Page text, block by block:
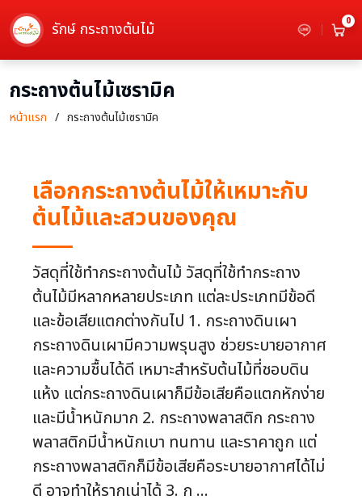
รักษ์ กระถางต้นไม้ 0
กระถางต้นไม้เซรามิค
หน้าแรก กระถางต้นไม้เซรามิค
เลือกกระถางต้นไม้ให้เหมาะกับ
ต้นไม้และสวนของคุณ
วัสดุที่ใช้ทำกระถางต้นไม้ วัสดุที่ใช้ทำกระถาง
ต้นไม้มีหลากหลายประเภท แต่ละประเภทมีข้อดี
และข้อเสียแตกต่างกันไป 1. กระถางดินเผา
กระถางดินเผามีความพรุนสูง ช่วยระบายอากาศ
และความชื้นได้ดี เหมาะสำหรับต้นไม้ที่ชอบดิน
แห้ง แต่กระถางดินเผาก็มีข้อเสียคือแตกหักง่าย
และมีน้ำหนักมาก 2. กระถางพลาสติก กระถาง
พลาสติกมีน้ำหนักเบา ทนทาน และราคาถูก แต่
กระถางพลาสติกก็มีข้อเสียคือระบายอากาศได้ไม่
ดี อาจทำให้รากเน่าได้ 3. ก ...